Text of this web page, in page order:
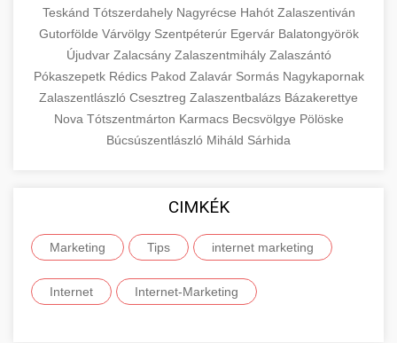
Teskánd Tótszerdahely Nagyrécse Hahót Zalaszentiván
Gutorfölde Várvölgy Szentpéterúr Egervár Balatongyörök
Újudvar Zalacsány Zalaszentmihály Zalaszántó
Pókaszepetk Rédics Pakod Zalavár Sormás Nagykapornak
Zalaszentlászló Csesztreg Zalaszentbalázs Bázakerettye
Nova Tótszentmárton Karmacs Becsvölgye Pölöske
Búcsúszentlászló Miháld Sárhida
CIMKÉK
Marketing Tips internet marketing
Internet Internet-Marketing